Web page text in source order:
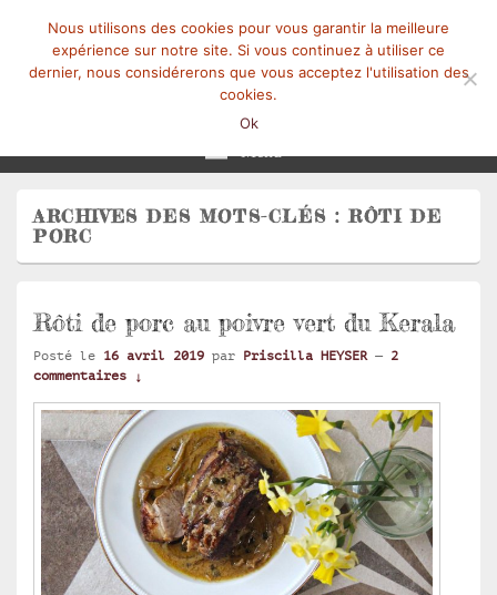
ARCHIVES DES MOTS-CLÉS :RÔTI DE
PORC
Rôti de porc au poivre vert du Kerala
Posté le 16 avril 2019 par Priscilla HEYSER — 2
commentaires ↓
Nous utilisons des cookies pour vous garantir la meilleure
expérience sur notre site. Si vous continuez à utiliser ce
dernier, nous considérerons que vous acceptez l'utilisation des
cookies.
Ok